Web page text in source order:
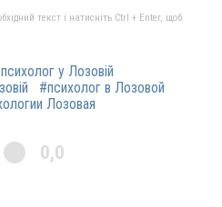
текст і натисніть Ctrl + Enter, щоб
у Лозовій
#психолог в Лозовой
Лозовая
0,0